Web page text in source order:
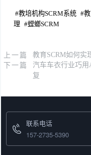
#教培机构SCRM系统 #
理 #螳螂SCRM
上一篇 教育SCRM如何实
下一篇
汽车车衣行业巧
复
联系电话
157-2735-5390